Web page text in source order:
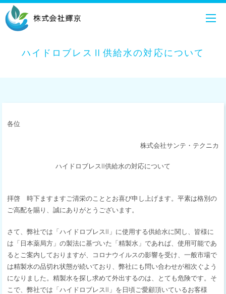
ハイドロブレスⅡ供給水の対応について
各位
株式会社サンテ・テクニカ
ハイドロブレスⅡ供給水の対応について
拝啓 時下ますますご清栄のこととお喜び申し上げます。平素は格別の
ご高配を賜り、誠にありがとうございます。
さて、弊社では「ハイドロブレスⅡ」に使用する供給水に関し、皆様に
は「日本薬局方」の製法に基づいた「精製水」であれば、使用可能であ
るとご案内しておりますが、コロナウイルスの影響を受け、一般市場で
は精製水の品切れ状態が続いており、弊社にも問い合わせが相次ぐよう
になりました。精製水を探し求めて外出するのは、とても危険です。そ
こで、弊社では「ハイドロブレスⅡ」を日頃ご愛顧頂いているお客様